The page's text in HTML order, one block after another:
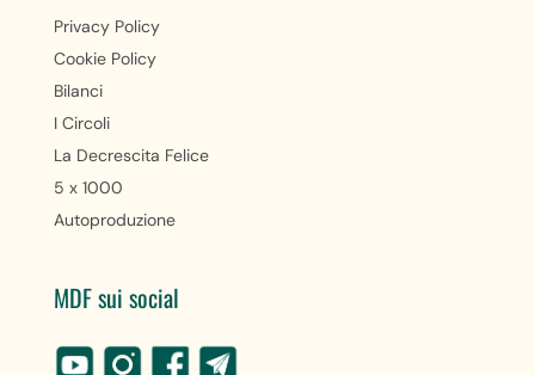
Privacy Policy
Cookie Policy
Bilanci
I Circoli
La Decrescita Felice
5 x 1000
Autoproduzione
MDF sui social